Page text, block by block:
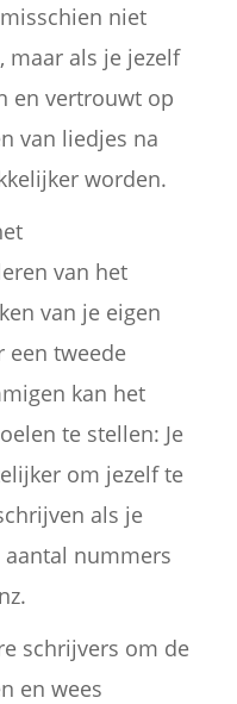
niet
maar als je jezelf
en vertrouwt op
van liedjes na
worden.
van het
van je eigen
een tweede
kan het
te stellen: Je
om jezelf te
als je
nummers
schrijvers om de
en wees